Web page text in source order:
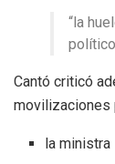
“la
Cantó criticó
movilizaciones
la ministra